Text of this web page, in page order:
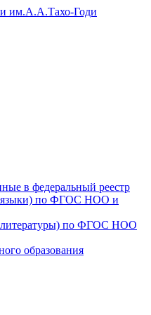
Годи
в федеральный реестр
языки) по ФГОС НОО и
по ФГОС НОО
образования